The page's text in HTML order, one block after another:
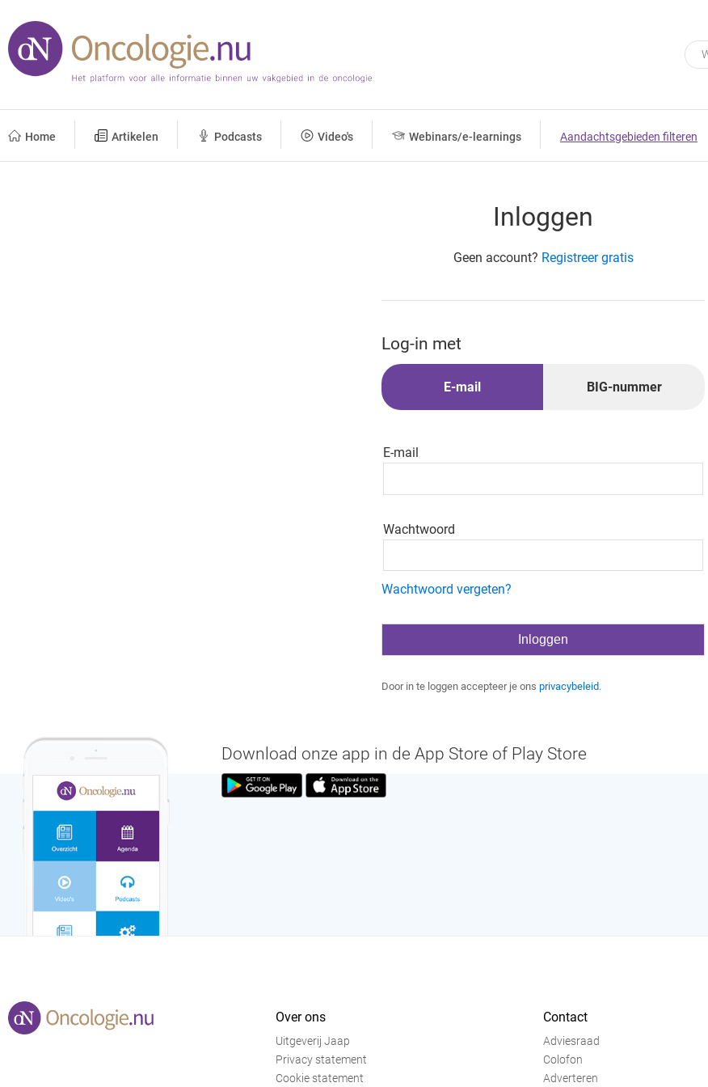
Home Artikelen Podcasts Video's Webinars/e-learnings Aandachtsgebieden filteren
Inloggen
Geen account? Registreer gratis
Log-in met
E-mail
E-mail
Wachtwoord
Wachtwoord vergeten?
Door in te loggen accepteer je ons privacybeleid.
BIG-nummer
Download onze app in de App Store of Play Store
Over ons
Uitgeverij Jaap
Privacy statement
Cookie statement
Contact
Adviesraad
Colofon
Adverteren